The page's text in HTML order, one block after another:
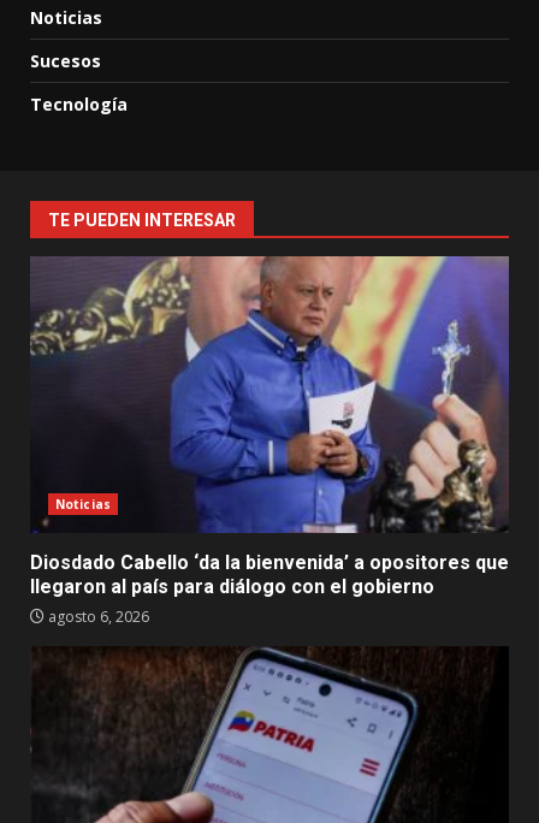
Noticias
Sucesos
Tecnología
TE PUEDEN INTERESAR
Noticias
Diosdado Cabello ‘da la bienvenida’ a opositores que
llegaron al país para diálogo con el gobierno
agosto 6, 2026